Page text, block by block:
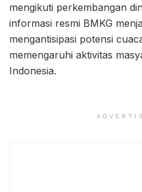
mengikuti perkembangan
informasi resmi BMKG
mengantisipasi potensi
memengaruhi aktivitas
Indonesia.